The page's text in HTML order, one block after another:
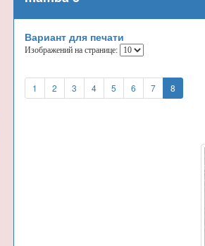
Вариант для печати
Изображений на странице:
1 2 3 4 5 6 7 8